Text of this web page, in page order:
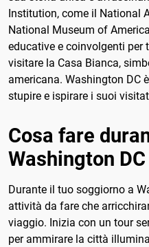
Institution, come il National
National Museum of
educative e coinvolgenti per
visitare la Casa Bianca,
americana. Washington DC
stupire e ispirare i suoi
Cosa fare
Washington DC
Durante il tuo soggiorno a
attività da fare che
viaggio. Inizia con un tour
per ammirare la città